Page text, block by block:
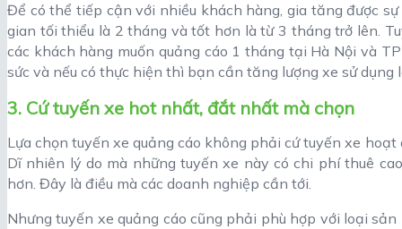
Để có thể tiếp cận với nhiều khách hàng, gia tăng được
gian tối thiểu là 2 tháng và tốt hơn là từ 3 tháng trở lên.
các khách hàng muốn quảng cáo 1 tháng tại Hà Nội và
sức và nếu có thực hiện thì bạn cần tăng lượng xe sử dụng
3. Cứ tuyến xe hot nhất, đắt nhất mà chọn
Lựa chọn tuyến xe quảng cáo không phải cứ tuyến xe
Dĩ nhiên lý do mà những tuyến xe này có chi phí thuê
hơn. Đây là điều mà các doanh nghiệp cần tới.
Nhưng tuyến xe quảng cáo cũng phải phù hợp với loại